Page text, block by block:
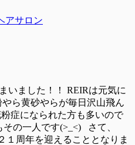
アサロン
いました！！ REIRは元気に
ら黄砂やらが毎日沢山飛ん
症になられた方も多いので
その一人です(>_<) さて、
年を迎えることとなりま